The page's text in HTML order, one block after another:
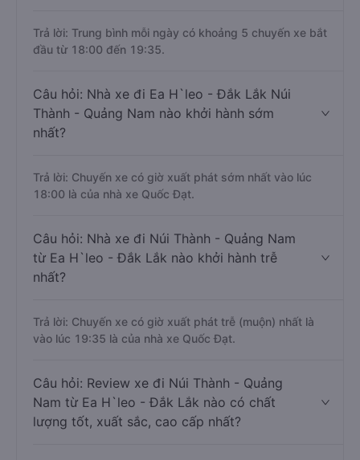
Trả lời: Trung bình mỗi ngày có khoảng 5 chuyến xe bắt
đầu từ 18:00 đến 19:35.
Câu hỏi: Nhà xe đi Ea H`leo - Đắk Lắk Núi
Thành - Quảng Nam nào khởi hành sớm
nhất?
Trả lời: Chuyến xe có giờ xuất phát sớm nhất vào lúc
18:00 là của nhà xe Quốc Đạt.
Câu hỏi: Nhà xe đi Núi Thành - Quảng Nam
từ Ea H`leo - Đắk Lắk nào khởi hành trễ
nhất?
Trả lời: Chuyến xe có giờ xuất phát trễ (muộn) nhất là
vào lúc 19:35 là của nhà xe Quốc Đạt.
Câu hỏi: Review xe đi Núi Thành - Quảng
Nam từ Ea H`leo - Đắk Lắk nào có chất
lượng tốt, xuất sắc, cao cấp nhất?